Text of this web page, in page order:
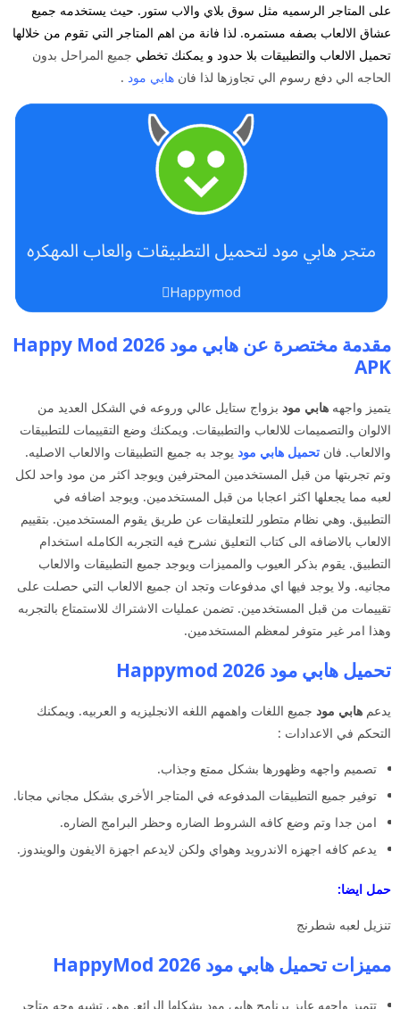
على المتاجر الرسميه مثل سوق بلاي والاب ستور. حيث يستخدمه جميع
عشاق الالعاب بصفه مستمره. لذا فانة من اهم المتاجر التي تقوم من خلالها
تحميل الالعاب والتطبيقات بلا حدود و يمكنك تخطي جميع المراحل بدون
الحاجه الي دفع رسوم الي تجاوزها لذا فان هابي مود .
مقدمة مختصرة عن هابي مود 2026 Happy Mod
APK
يتميز واجهه هابي مود بزواج ستايل عالي وروعه في الشكل العديد من
الالوان والتصميمات للالعاب والتطبيقات. ويمكنك وضع التقييمات للتطبيقات
والالعاب. فان تحميل هابي مود يوجد به جميع التطبيقات والالعاب الاصليه.
وتم تجربتها من قبل المستخدمين المحترفين ويوجد اكثر من مود واحد لكل
لعبه مما يجعلها اكثر اعجابا من قبل المستخدمين. ويوجد اضافه في
التطبيق. وهي نظام متطور للتعليقات عن طريق يقوم المستخدمين. بتقييم
الالعاب بالاضافه الى كتاب التعليق نشرح فيه التجربه الكامله استخدام
التطبيق. يقوم بذكر العيوب والمميزات ويوجد جميع التطبيقات والالعاب
مجانيه. ولا يوجد فيها اي مدفوعات وتجد ان جميع الالعاب التي حصلت على
تقييمات من قبل المستخدمين. تضمن عمليات الاشتراك للاستمتاع بالتجربه
وهذا امر غير متوفر لمعظم المستخدمين.
تحميل هابي مود 2026 Happymod
يدعم هابي مود جميع اللغات واهمهم اللغه الانجليزيه و العربيه. ويمكنك
التحكم في الاعدادات :
تصميم واجهه وظهورها بشكل ممتع وجذاب.
توفير جميع التطبيقات المدفوعه في المتاجر الأخري بشكل مجاني مجانا.
امن جدا وتم وضع كافه الشروط الضاره وحظر البرامج الضاره.
يدعم كافه اجهزه الاندرويد وهواي ولكن لايدعم اجهزة الايفون والويندوز.
حمل ايضا:
تنزيل لعبه شطرنج
مميزات تحميل هابي مود 2026 HappyMod
تتميز واجهه عايز برنامج هابي مود بشكلها الرائع. وهي تشبه وجه متاجر